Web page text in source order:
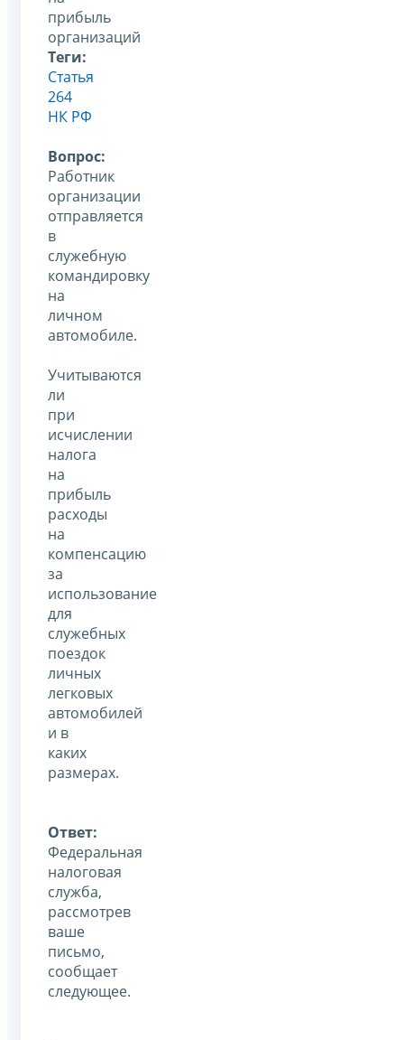
прибыль
организаций
Теги:
Статья
264
НК РФ
Вопрос:
Работник
организации
отправляется
в
служебную
командировку
на
личном
автомобиле.
Учитываются
ли
при
исчислении
налога
на
прибыль
расходы
на
компенсацию
за
использование
для
служебных
поездок
личных
легковых
автомобилей
и в
каких
размерах.
Ответ:
Федеральная
налоговая
служба,
рассмотрев
ваше
письмо,
сообщает
следующее.